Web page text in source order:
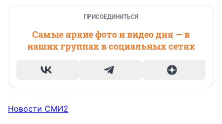
ПРИСОЕДИНИТЬСЯ
Самые яркие фото и видео дня — в
наших группах в социальных сетях
Новости СМИ2